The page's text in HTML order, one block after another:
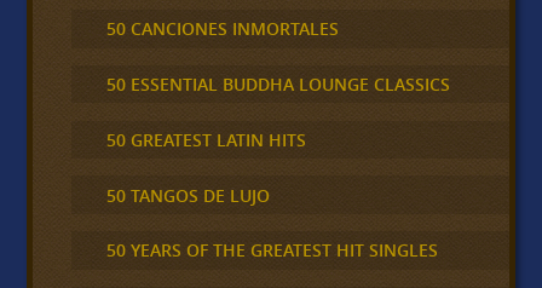
50 CANCIONES INMORTALES
50 ESSENTIAL BUDDHA LOUNGE CLASSICS
50 GREATEST LATIN HITS
50 TANGOS DE LUJO
50 YEARS OF THE GREATEST HIT SINGLES